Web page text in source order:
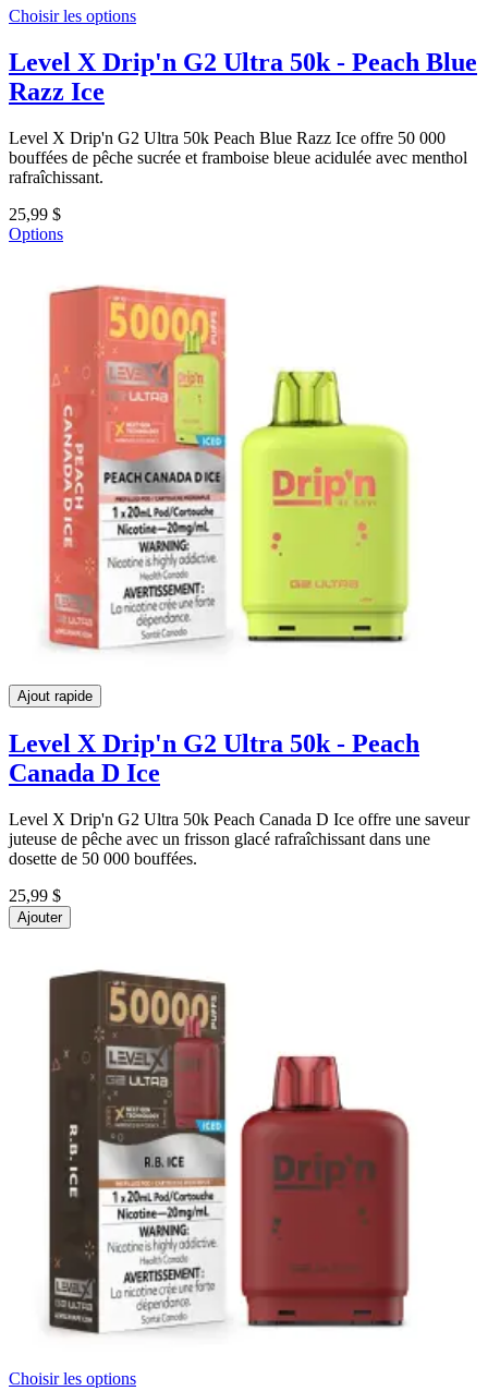
Choisir les options
Level X Drip'n G2 Ultra 50k - Peach Blue
Razz Ice
Level X Drip'n G2 Ultra 50k Peach Blue Razz Ice offre 50 000
bouffées de pêche sucrée et framboise bleue acidulée avec menthol
rafraîchissant.
25,99 $
Options
Ajout rapide
Level X Drip'n G2 Ultra 50k - Peach
Canada D Ice
Level X Drip'n G2 Ultra 50k Peach Canada D Ice offre une saveur
juteuse de pêche avec un frisson glacé rafraîchissant dans une
dosette de 50 000 bouffées.
25,99 $
Ajouter
Choisir les options